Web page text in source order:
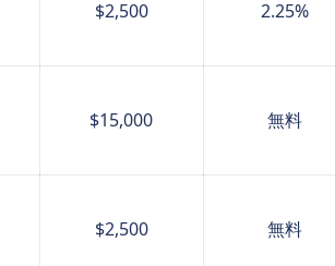
$2,500 2.25%
$15,000 無料
$2,500 無料